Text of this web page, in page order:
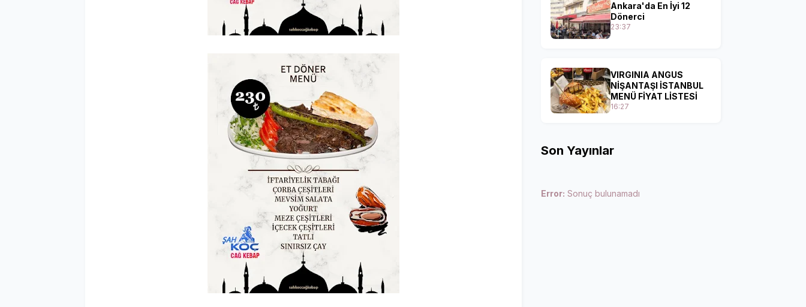
Ankara'da En İyi 12
Dönerci
23:37
VIRGINIA ANGUS
NİŞANTAŞI İSTANBUL
MENÜ FİYAT LİSTESİ
16:27
Son Yayınlar
Error: Sonuç bulunamadı